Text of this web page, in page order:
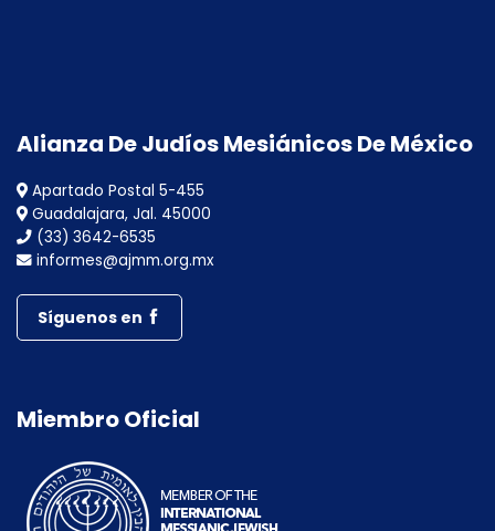
Alianza De Judíos Mesiánicos De México
Apartado Postal 5-455
Guadalajara, Jal. 45000
(33) 3642-6535
informes@ajmm.org.mx
Síguenos en
Miembro Oficial